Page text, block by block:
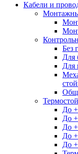
Кабели и
Без
Для
Для
До
До
До
До
До